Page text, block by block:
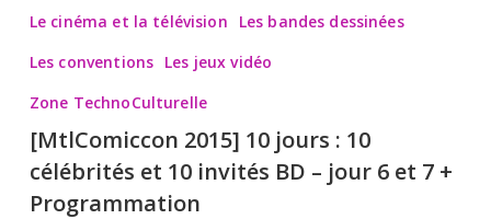
2015]
10
célébrités
Le cinéma et la télévision
Les bandes dessinées
Les conventions Les jeux vidéo
Zone TechnoCulturelle
[MtlComiccon 2015] 10 jours : 10
célébrités et 10 invités BD – jour 6 et 7 +
Programmation